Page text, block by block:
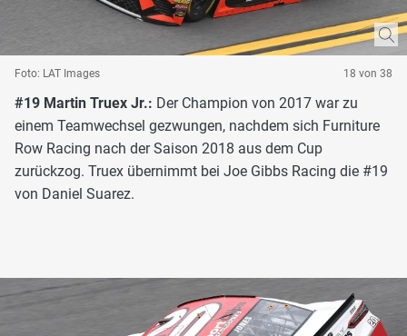
Foto: LAT Images 18 von 38
#19 Martin Truex Jr.: Der Champion von 2017 war zu
einem Teamwechsel gezwungen, nachdem sich Furniture
Row Racing nach der Saison 2018 aus dem Cup
zurückzog. Truex übernimmt bei Joe Gibbs Racing die #19
von Daniel Suarez.